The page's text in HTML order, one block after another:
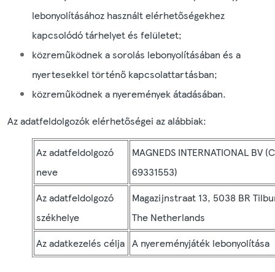
lebonyolításához használt elérhetőségekhez
kapcsolódó tárhelyet és felületet;
közreműködnek a sorolás lebonyolításában és a
nyertesekkel történő kapcsolattartásban;
közreműködnek a nyeremények átadásában.
Az adatfeldolgozók elérhetőségei az alábbiak:
Az adatfeldolgozó
neve
MAGNEDS INTERNATIONAL BV
69331553)
Az adatfeldolgozó
székhelye
Magazijnstraat 13, 5038 BR
The Netherlands
Az adatkezelés célja A nyereményjáték lebonyolítása